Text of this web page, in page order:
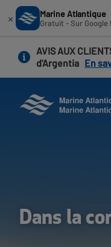
contenu
principal
× Marine Atlantique
Gratuit - Sur Google
AVIS AUX
d'Argentia En
Dans la